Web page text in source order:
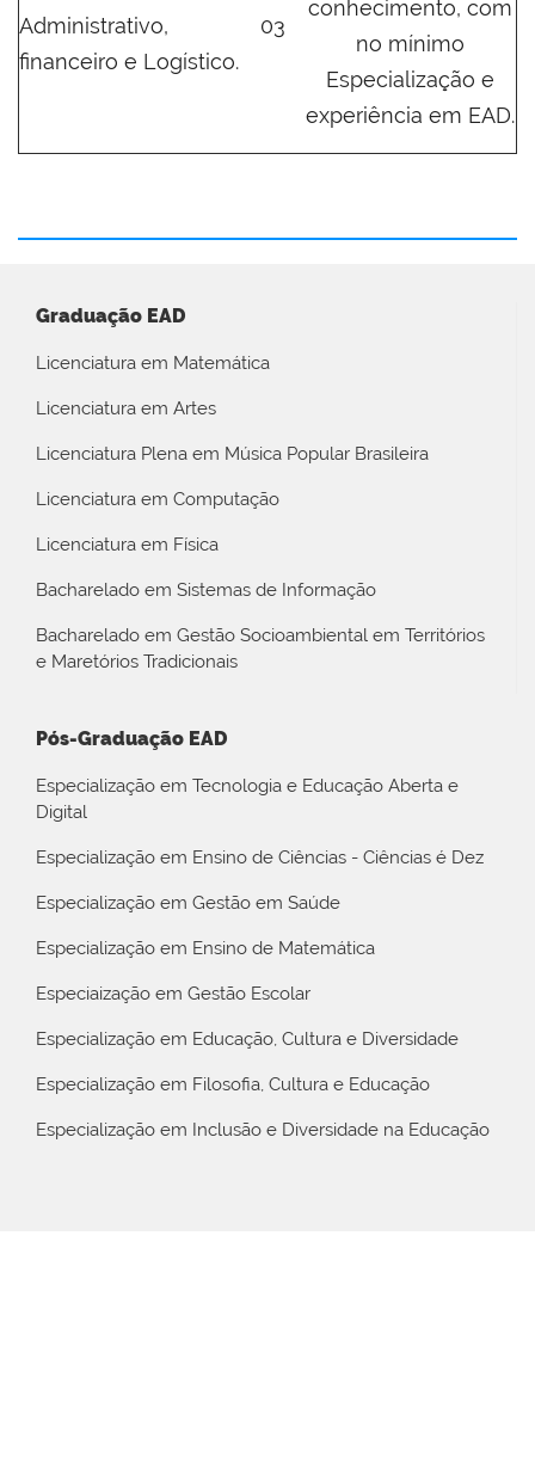
Administrativo,
financeiro e Logístico.
03
conhecimento, com
no mínimo
Especialização e
experiência em EAD.
Graduação EAD
Licenciatura em Matemática
Licenciatura em Artes
Licenciatura Plena em Música Popular Brasileira
Licenciatura em Computação
Licenciatura em Física
Bacharelado em Sistemas de Informação
Bacharelado em Gestão Socioambiental em Territórios
e Maretórios Tradicionais
Pós-Graduação EAD
Especialização em Tecnologia e Educação Aberta e
Digital
Especialização em Ensino de Ciências - Ciências é Dez
Especialização em Gestão em Saúde
Especialização em Ensino de Matemática
Especiaização em Gestão Escolar
Especialização em Educação, Cultura e Diversidade
Especialização em Filosofia, Cultura e Educação
Especialização em Inclusão e Diversidade na Educação